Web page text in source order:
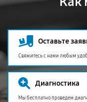
Оставьте
Свяжитесь с нами любым
Диагностика
Мы бесплатно проведем